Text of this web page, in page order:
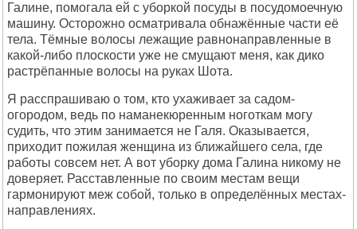
Галине, помогала ей с уборкой посуды в посудомоечную
машину. Осторожно осматривала обнажённые части её
тела. Тёмные волосы лежащие равнонаправленные в
какой-либо плоскости уже не смущают меня, как дико
растрёпанные волосы на руках Шота.
Я расспрашиваю о том, кто ухаживает за садом-
огородом, ведь по наманекюренным ноготкам могу
судить, что этим занимается не Галя. Оказывается,
приходит пожилая женщина из ближайшего села, где
работы совсем нет. А вот уборку дома Галина никому не
доверяет. Расставленные по своим местам вещи
гармонируют меж собой, только в определённых местах-
направлениях.